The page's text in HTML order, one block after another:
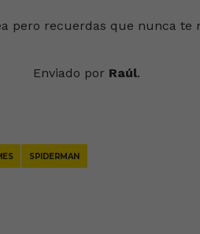
Enviado por Raúl.
SPIDERMAN